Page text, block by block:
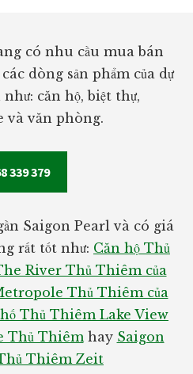
có nhu cầu mua bán
dòng sản phẩm của dự
căn hộ, biệt thự,
và văn phòng.
339 379
Saigon Pearl và có giá
rất tốt như: Căn hộ Thủ
River Thủ Thiêm của
Thủ Thiêm của
Thủ Thiêm Lake View
Thủ Thiêm hay Saigon
Thiêm Zeit